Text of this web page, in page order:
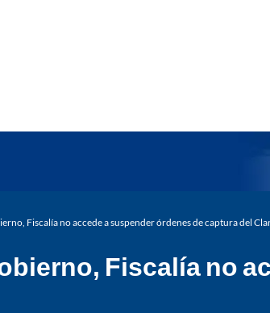
Fiscalía no accede a suspender órdenes de captura del
Fiscalía no